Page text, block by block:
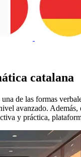
catalana
una de las formas
avanzado. Además,
y práctica,